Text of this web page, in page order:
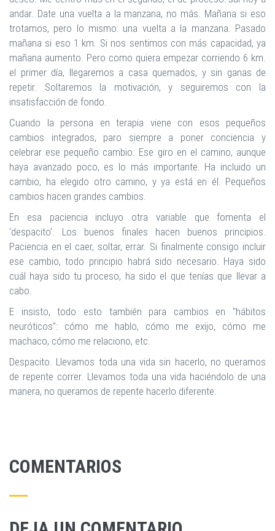
andar. Date una vuelta a la manzana, no más. Mañana si eso
trotamos, pero lo mismo: una vuelta a la manzana. Pasado
mañana si eso 1 km. Si nos sentimos con más capacidad, ya
mañana aumento. Pero como quiera empezar corriendo 6 km.
el primer día, llegaremos a casa quemados, y sin ganas de
repetir. Soltaremos la motivación, y seguiremos con la
insatisfacción de fondo.
Cuando la persona en terapia viene con esos pequeños
cambios integrados, paro siempre a poner conciencia y
celebrar ese pequeño cambio. Ese giro en el camino, aunque
haya avanzado poco, es lo más importante. Ha incluido un
cambio, ha elegido otro camino, y ya está en él. Pequeños
cambios hacen grandes cambios.
En esa paciencia incluyo otra variable que fomenta el
‘despacito’. Los buenos finales hacen buenos principios.
Paciencia en el caer, soltar, errar. Si finalmente consigo incluir
ese cambio, todo principio habrá sido necesario. Haya sido
cuál haya sido tu proceso, ha sido el que tenías que llevar a
cabo.
E insisto, todo esto también para cambios en "hábitos
neuróticos": cómo me hablo, cómo me exijo, cómo me
machaco, cómo me relaciono, etc.
Despacito. Llevamos toda una vida sin hacerlo, no queramos
de repente correr. Llevamos toda una vida haciéndolo de una
manera, no queramos de repente hacerlo diferente.
COMENTARIOS